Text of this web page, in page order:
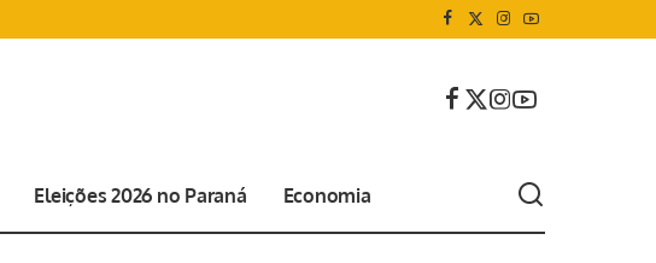
Eleições 2026 no Paraná Economia